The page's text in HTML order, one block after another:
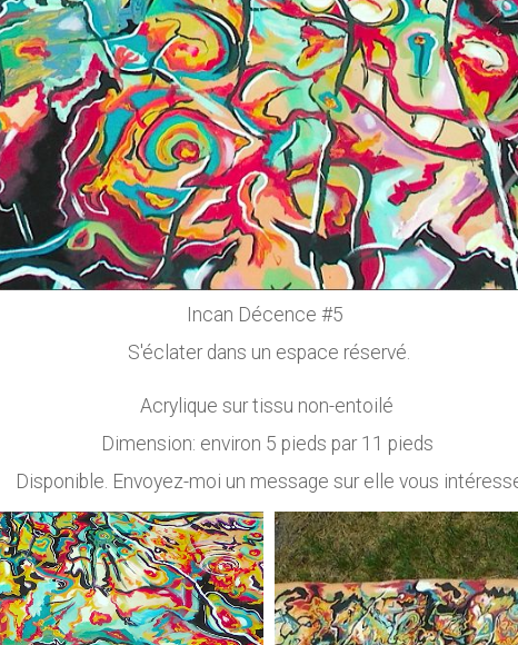
Incan Décence #5
S'éclater dans un espace réservé.
Acrylique sur tissu non-entoilé
Dimension: environ 5 pieds par 11 pieds
Disponible. Envoyez-moi un message sur elle vous